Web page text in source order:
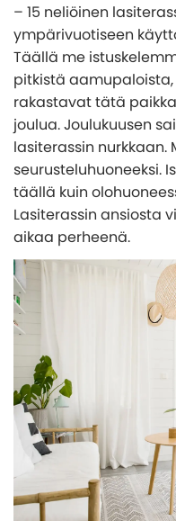
– 15 neliöinen
ympärivuotiseen
Täällä me
pitkistä
rakastavat tätä
joulua. Joulukuusen
lasiterassin nurkkaan.
seurusteluhuoneeksi.
täällä kuin
Lasiterassin ansiosta
aikaa perheenä.